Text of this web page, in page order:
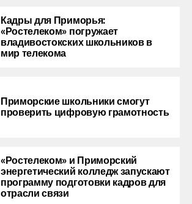
Кадры для Приморья:
«Ростелеком» погружает
владивостокских школьников в
мир телекома
Приморские школьники смогут
проверить цифровую грамотность
«Ростелеком» и Приморский
энергетический колледж запускают
программу подготовки кадров для
отрасли связи